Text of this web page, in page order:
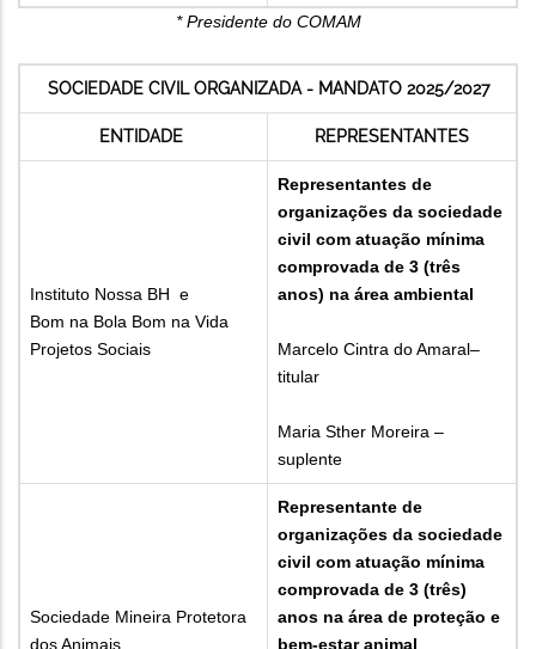
* Presidente do COMAM
SOCIEDADE CIVIL ORGANIZADA - MANDATO 2025/2027
ENTIDADE REPRESENTANTES
Instituto Nossa BH e
Bom na Bola Bom na Vida
Projetos Sociais
Representantes de
organizações da sociedade
civil com atuação mínima
comprovada de 3 (três
anos) na área ambiental
Marcelo Cintra do Amaral–
titular
Maria Sther Moreira –
suplente
Sociedade Mineira Protetora
dos Animais
Representante de
organizações da sociedade
civil com atuação mínima
comprovada de 3 (três)
anos na área de proteção e
bem-estar animal